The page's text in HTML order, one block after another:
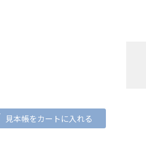
見本帳をカートに入れる